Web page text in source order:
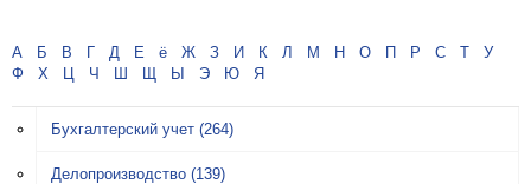
А Б В Г Д Е ё Ж З И К Л М Н О П Р С Т
У
Ф
Х Ц Ч Ш Щ Ы Э Ю Я
Бухгалтерский учет (264)
Делопроизводство (139)